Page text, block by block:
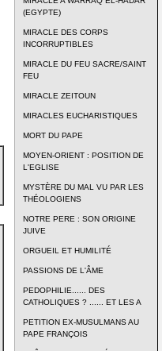
(EGYPTE)
MIRACLE DES CORPS
INCORRUPTIBLES
MIRACLE DU FEU SACRE/SAINT
FEU
MIRACLE ZEITOUN
MIRACLES EUCHARISTIQUES
MORT DU PAPE
MOYEN-ORIENT : POSITION DE
L'EGLISE
MYSTÈRE DU MAL VU PAR LES
THÉOLOGIENS
NOTRE PERE : SON ORIGINE
JUIVE
ORGUEIL ET HUMILITÉ
PASSIONS DE L'ÂME
PEDOPHILIE...... DES
CATHOLIQUES ? ...... ET LES A
PETITION EX-MUSULMANS AU
PAPE FRANÇOIS